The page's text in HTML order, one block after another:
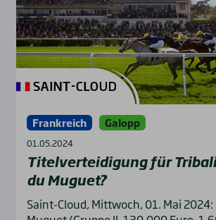
Frankreich Galopp
01.05.2024
Titel­ver­tei­di­gung für
du Muguet?
Saint-Cloud, Mittwoch, 01. Mai 2024: